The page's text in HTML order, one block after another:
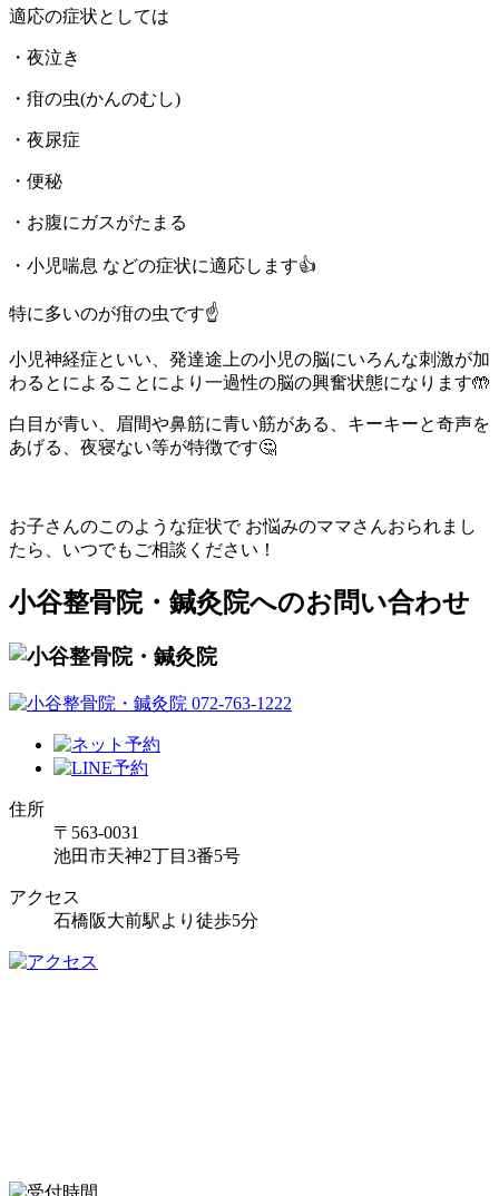
適応の症状としては
・夜泣き
・疳の虫(かんのむし)
・夜尿症
・便秘
・お腹にガスがたまる
・小児喘息 などの症状に適応します👍
特に多いのが疳の虫です☝️
小児神経症といい、発達途上の小児の脳にいろんな刺激が加
わるとによることにより一過性の脳の興奮状態になります🤲
白目が青い、眉間や鼻筋に青い筋がある、キーキーと奇声を
あげる、夜寝ない等が特徴です🤔
お子さんのこのような症状で お悩みのママさんおられまし
たら、いつでもご相談ください！
小谷整骨院・鍼灸院へのお問い合わせ
住所
〒563-0031
池田市天神2丁目3番5号
アクセス
石橋阪大前駅より徒歩5分